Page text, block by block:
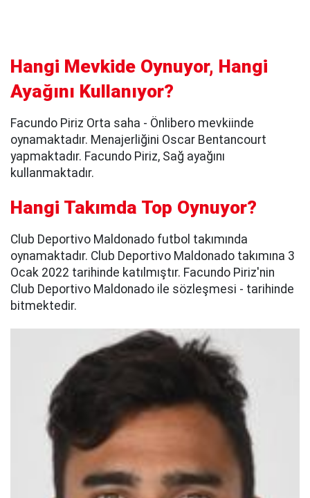
Hangi Mevkide Oynuyor, Hangi
Ayağını Kullanıyor?
Facundo Piriz Orta saha - Önlibero mevkiinde
oynamaktadır. Menajerliğini Oscar Bentancourt
yapmaktadır. Facundo Piriz, Sağ ayağını
kullanmaktadır.
Hangi Takımda Top Oynuyor?
Club Deportivo Maldonado futbol takımında
oynamaktadır. Club Deportivo Maldonado takımına 3
Ocak 2022 tarihinde katılmıştır. Facundo Piriz'nin
Club Deportivo Maldonado ile sözleşmesi - tarihinde
bitmektedir.